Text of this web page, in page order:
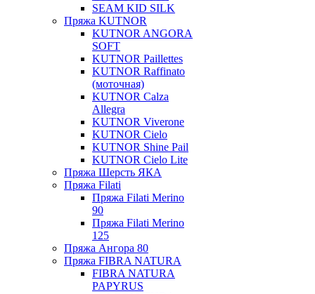
SEAM KID SILK
Пряжа KUTNOR
KUTNOR ANGORA
SOFT
KUTNOR Paillettes
KUTNOR Raffinato
(моточная)
KUTNOR Calza
Allegra
KUTNOR Viverone
KUTNOR Cielo
KUTNOR Shine Pail
KUTNOR Cielo Lite
Пряжа Шерсть ЯКА
Пряжа Filati
Пряжа Filati Merino
90
Пряжа Filati Merino
125
Пряжа Ангора 80
Пряжа FIBRA NATURA
FIBRA NATURA
PAPYRUS